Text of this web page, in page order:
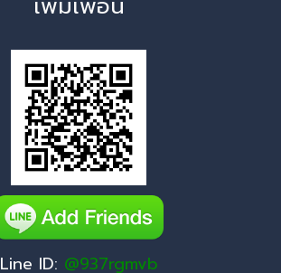
Line ID: @937rgmvb